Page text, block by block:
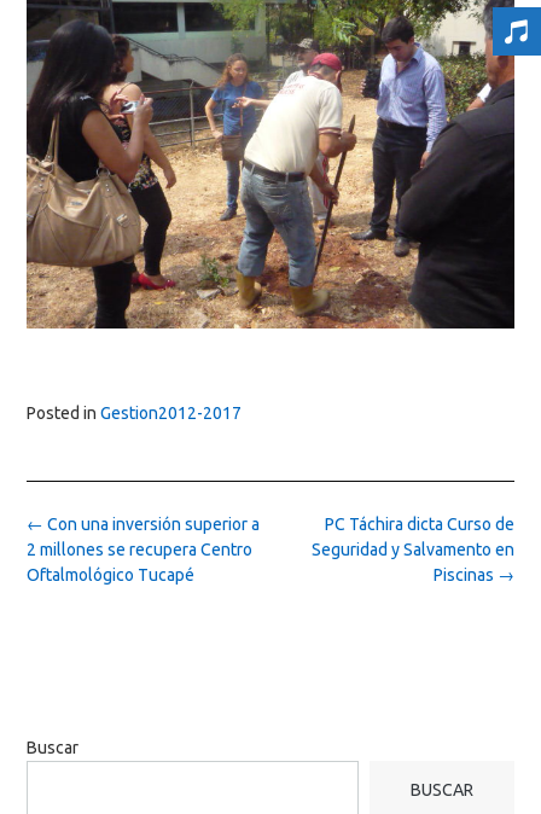
Posted in Gestion2012-2017
Post
navigation
PC Táchira dicta Curso de
Seguridad y Salvamento en
Piscinas →
← Con una inversión superior a
2 millones se recupera Centro
Oftalmológico Tucapé
Buscar
BUSCAR